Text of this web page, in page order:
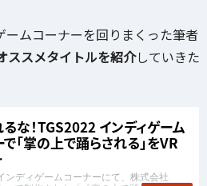
ームコーナーを回りまくった筆者
ススメタイトルを紹介していきた